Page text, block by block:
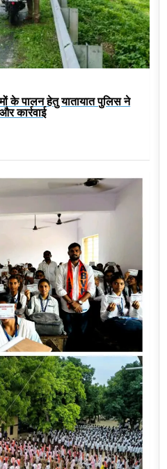
के पालन हेतु यातायात पुलिस ने
कार्रवाई